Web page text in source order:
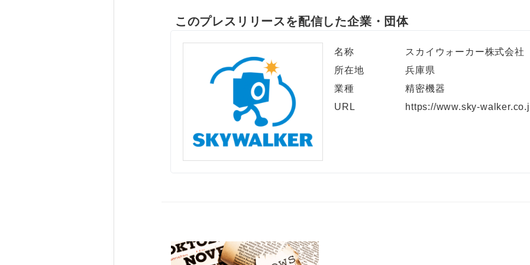
このプレスリリースを配信した企業・団体
名称
スカイウォーカー株式会社
所在地
兵庫県
業種
精密機器
URL
https://www.sky-